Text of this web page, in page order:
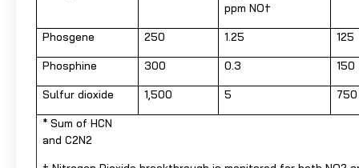
ppm NO†
Phosgene 250 1.25 125
Phosphine 300 0.3 150
Sulfur dioxide 1,500 5 750
* Sum of HCN
and C2N2